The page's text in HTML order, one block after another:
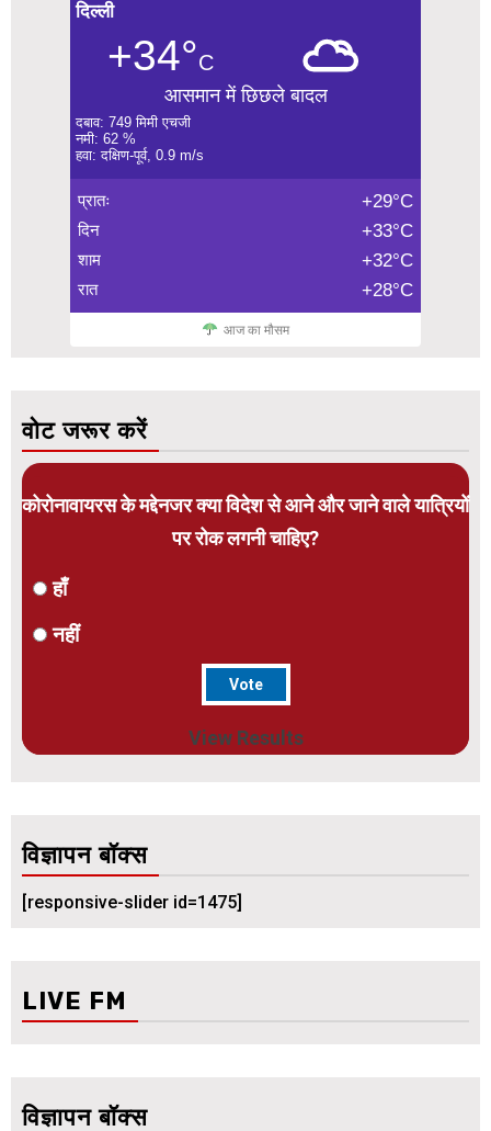
दिल्ली
+34°C
आसमान में छिछले बादल
दबाव: 749 मिमी एचजी
नमी: 62 %
हवा: दक्षिण-पूर्व, 0.9 m/s
प्रातः +29°C
दिन +33°C
शाम +32°C
रात +28°C
आज का मौसम
वोट जरूर करें
कोरोनावायरस के मद्देनजर क्या विदेश से आने और जाने वाले यात्रियों
पर रोक लगनी चाहिए?
हाँ
नहीं
View Results
विज्ञापन बॉक्स
[responsive-slider id=1475]
LIVE FM
विज्ञापन बॉक्स